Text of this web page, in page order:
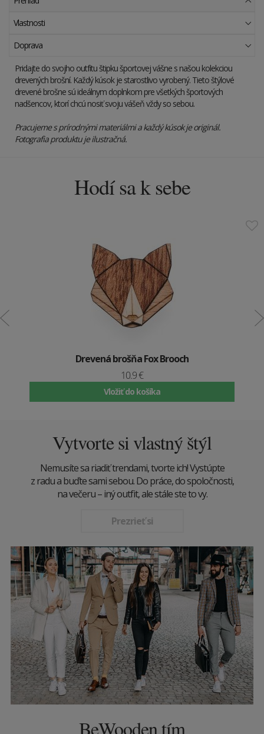
Vlastnosti
Doprava
Pridajte do svojho outfitu štipku športovej vášne s našou kolekciou
drevených brošní. Každý kúsok je starostlivo vyrobený. Tieto štýlové
drevené brošne sú ideálnym doplnkom pre všetkých športových
nadšencov, ktorí chcú nosiť svoju vášeň vždy so sebou.
Pracujeme s prírodnými materiálmi a každý kúsok je originál.
Fotografia produktu je ilustračná.
Hodí sa k sebe
Drevená brošňa Fox Brooch
10.9 €
Vložiť do košíka
Vytvorte si vlastný štýl
Nemusíte sa riadiť trendami, tvorte ich! Vystúpte
z radu a buďte sami sebou. Do práce, do spoločnosti,
na večeru – iný outfit, ale stále ste to vy.
Prezrieť si
BeWooden tím